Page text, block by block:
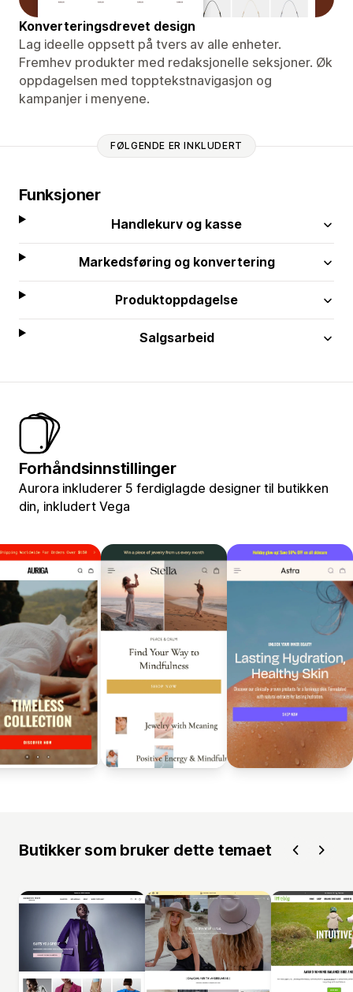
Konverteringsdrevet design
Lag ideelle oppsett på tvers av alle enheter.
Fremhev produkter med redaksjonelle seksjoner. Øk
oppdagelsen med topptekstnavigasjon og
kampanjer i menyene.
FØLGENDE ER INKLUDERT
Funksjoner
Handlekurv og kasse
Markedsføring og konvertering
Produktoppdagelse
Salgsarbeid
Forhåndsinnstillinger
Aurora inkluderer 5 ferdiglagde designer til butikken
din, inkludert Vega
Butikker som bruker dette temaet